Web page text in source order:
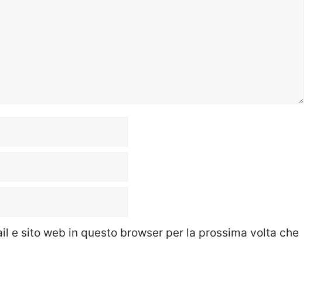
e sito web in questo browser per la prossima volta che